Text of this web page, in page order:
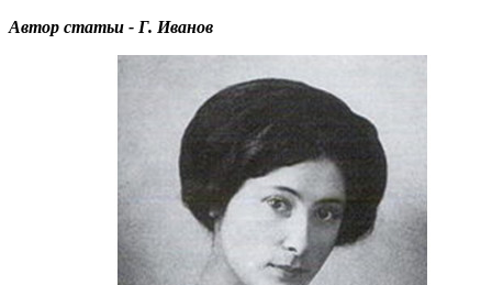
Автор статьи - Г. Иванов